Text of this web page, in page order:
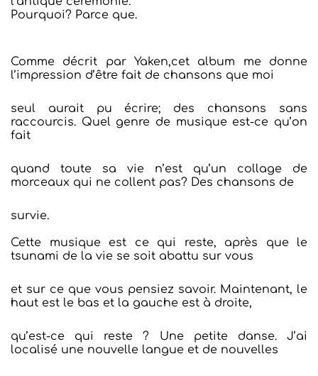
Pourquoi? Parce que.
Comme décrit par Yaken,cet album me donne
l’impression d’être fait de chansons que moi
seul aurait pu écrire; des chansons sans
raccourcis. Quel genre de musique est-ce qu’on
fait
quand toute sa vie n’est qu’un collage de
morceaux qui ne collent pas? Des chansons de
survie.
Cette musique est ce qui reste, après que le
tsunami de la vie se soit abattu sur vous
et sur ce que vous pensiez savoir. Maintenant, le
haut est le bas et la gauche est à droite,
qu’est-ce qui reste ? Une petite danse. J’ai
localisé une nouvelle langue et de nouvelles